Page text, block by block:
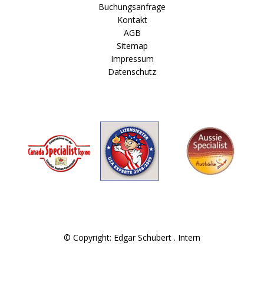
Buchungsanfrage
Kontakt
AGB
Sitemap
Impressum
Datenschutz
© Copyright: Edgar Schubert . Intern